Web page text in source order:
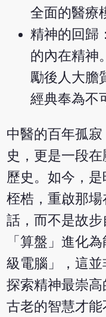
全面的醫療
精神的回歸
的內在精神。
勵後人大膽
經典奉為不
中醫的百年孤
史，更是一段
歷史。如今，
桎梏，重啟那
話，而不是故
「算盤」進化
級電腦」，這
探索精神最崇
古老的智慧才